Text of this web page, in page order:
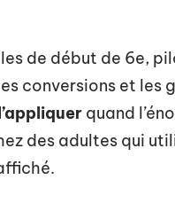
de début de 6e,
conversions et les
quand
des adultes qui